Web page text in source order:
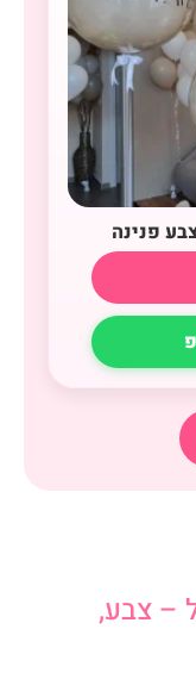
פנינה
– צבע,